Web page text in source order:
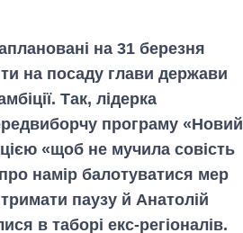
на 31 березня
на посаду глави держави
Так, лідерка
програму «Новий
«щоб не мучила совість
намір балотуватися мер
паузу й Анатолій
в таборі екс-регіоналів.